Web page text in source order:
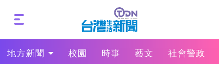
地方新聞 校園 時事 藝文 社會警政